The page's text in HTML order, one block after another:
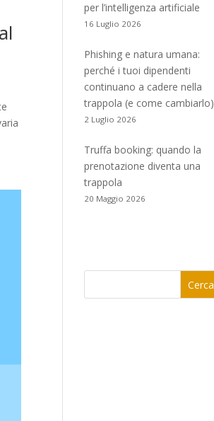
per l’intelligenza artificiale
16 Luglio 2026
Phishing e natura umana:
perché i tuoi dipendenti
continuano a cadere nella
trappola (e come cambiarlo)
2 Luglio 2026
Truffa booking: quando la
prenotazione diventa una
trappola
20 Maggio 2026
Cerca